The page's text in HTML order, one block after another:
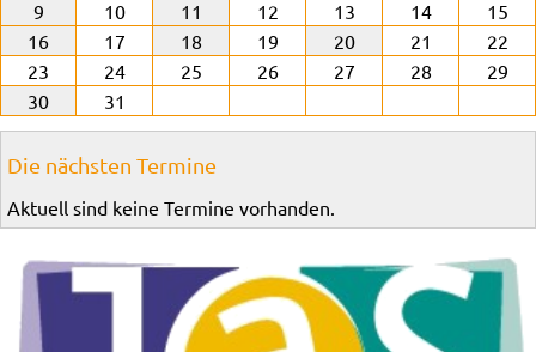
9
10 11 12 13 14
15
16
17 18 19 20 21
22
23
24 25 26 27 28
29
30
31
Die nächsten Termine
Aktuell sind keine Termine vorhanden.